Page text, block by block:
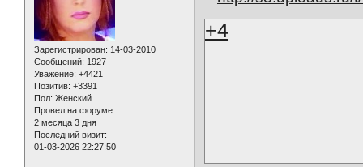
Зарегистрирован: 14-03-2010
Сообщений: 1927
Уважение: +4421
Позитив: +3391
Пол: Женский
Провел на форуме:
2 месяца 3 дня
Последний визит:
01-03-2026 22:27:50
+4